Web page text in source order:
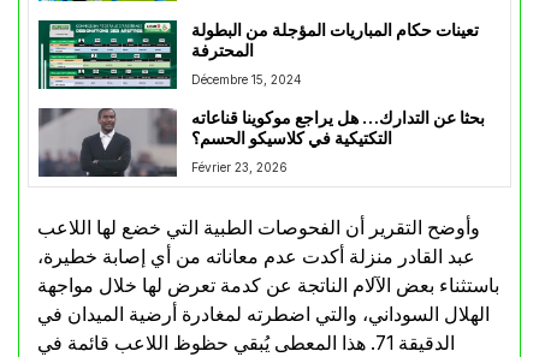
تعينات حكام المباريات المؤجلة من البطولة
المحترفة
Décembre 15, 2024
بحثا عن التدارك… هل يراجع موكوينا قناعاته
التكتيكية في كلاسيكو الحسم؟
Février 23, 2026
وأوضح التقرير أن الفحوصات الطبية التي خضع لها اللاعب
عبد القادر منزلة أكدت عدم معاناته من أي إصابة خطيرة،
باستثناء بعض الآلام الناتجة عن كدمة تعرض لها خلال مواجهة
الهلال السوداني، والتي اضطرته لمغادرة أرضية الميدان في
الدقيقة 71. هذا المعطى يُبقي حظوظ اللاعب قائمة في